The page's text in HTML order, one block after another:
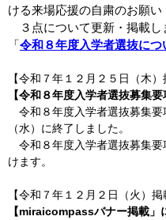
ける来場応援の自粛のお願い
３点について更新・掲載し
「令和８年度入学者選抜につ
【令和７年１２月２５日（木）
【令和８年度入学者選抜募集
令和８年度入学者選抜募集
（水）に終了しました。
令和８年度入学者選抜募集要
けます。
【令和７年１２月２日（火）掲
【miraicompassバナー掲載」